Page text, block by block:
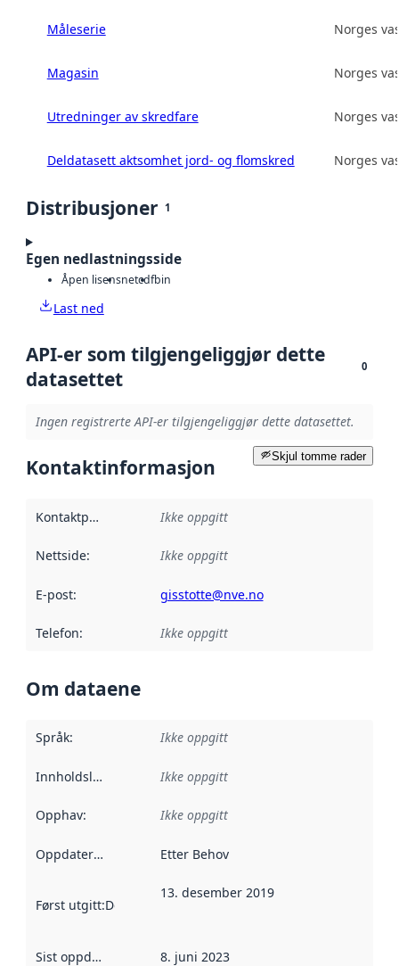
Måleserie Norges
Magasin Norges
Utredninger av skredfare Norges
Deldatasett aktsomhet jord- og flomskred Norges
Distribusjoner 1
Egen nedlastningsside
Åpen lisensnetcdfbin
Last ned
API-er som tilgjengeliggjør dette
datasettet
0
Ingen registrerte API-er tilgjengeliggjør dette datasettet.
Skjul tomme rader
Kontaktinformasjon
Kontaktpunkt Ikke oppgitt
Nettside: Ikke oppgitt
E-post: gisstotte@nve.no
Telefon: Ikke oppgitt
Om dataene
Språk: Ikke oppgitt
Innholdsleverandører :
Ikke oppgitt
Opphav: Ikke oppgitt
Oppdateringsfrekvens :
Etter Behov
Først utgitt:Denne datoen sier når dataene i dette
13. desember 2019
Sist oppdatert 8. juni 2023